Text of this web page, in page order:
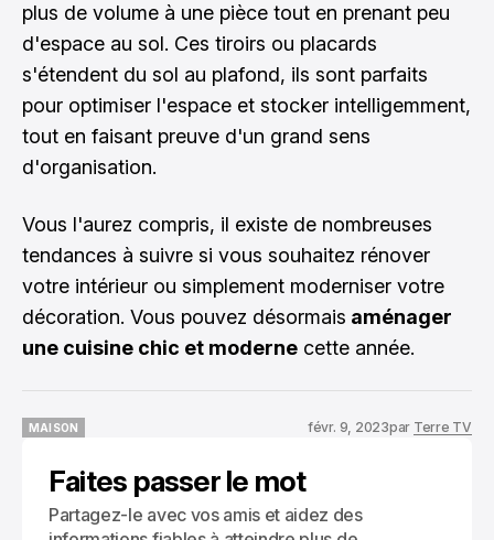
plus de volume à une pièce tout en prenant peu
d'espace au sol. Ces tiroirs ou placards
s'étendent du sol au plafond, ils sont parfaits
pour optimiser l'espace et stocker intelligemment,
tout en faisant preuve d'un grand sens
d'organisation.
Vous l'aurez compris, il existe de nombreuses
tendances à suivre si vous souhaitez rénover
votre intérieur ou simplement moderniser votre
décoration. Vous pouvez désormais aménager
une cuisine chic et moderne cette année.
MAISON
févr. 9, 2023par Terre TV
Faites passer le mot
Partagez-le avec vos amis et aidez des